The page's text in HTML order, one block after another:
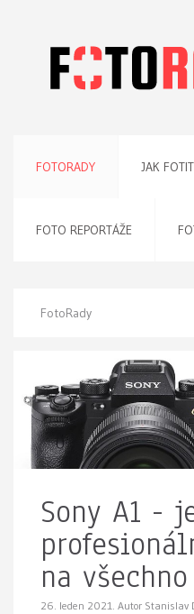
FOTORADY JAK FOTIT
FOTO REPORTÁŽE
FotoRady
Sony A1 -
na všechno
26. leden 2021. Autor Stanislav